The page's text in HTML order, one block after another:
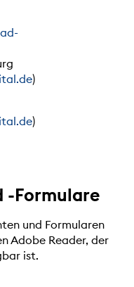
)
)
-Formulare
und Formularen
Adobe Reader, der
ist.